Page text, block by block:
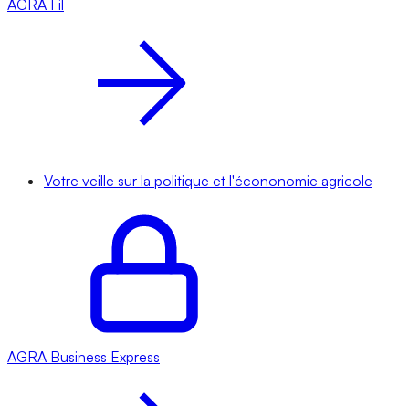
AGRA Fil
Votre veille sur la politique et l'écononomie agricole
AGRA Business Express